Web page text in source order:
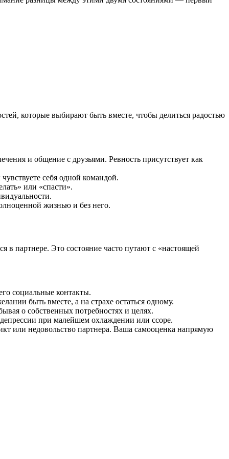
которые выбирают быть вместе, чтобы делиться радостью
и общение с друзьями. Ревность присутствует как
себя одной командой.
или «спасти».
жизнью и без него.
в партнере. Это состояние часто путают с «настоящей
социальные контакты.
быть вместе, а на страхе остаться одному.
о собственных потребностях и целях.
при малейшем охлаждении или ссоре.
или недовольство партнера. Ваша самооценка напрямую